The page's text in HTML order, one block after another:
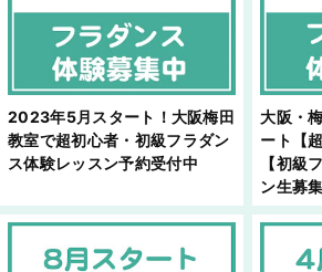
2023年5月スタート！大阪梅田
教室で超初心者・初級フラダン
ス体験レッスン予約受付中
大阪・
ート【
【初級
ン生募